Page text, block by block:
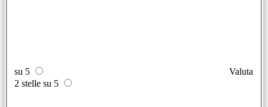
su 5
Valuta
2 stelle su 5